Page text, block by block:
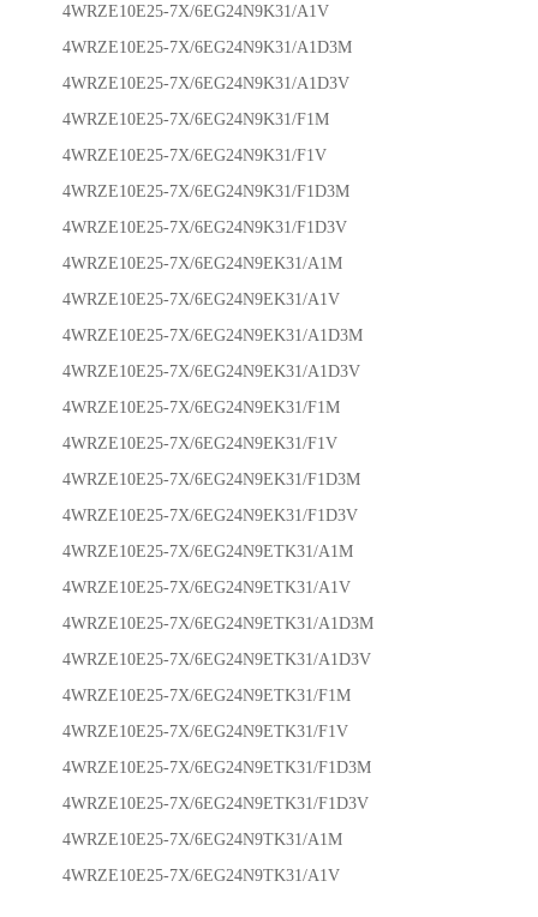
4WRZE10E25-7X/6EG24N9K31/A1V
4WRZE10E25-7X/6EG24N9K31/A1D3M
4WRZE10E25-7X/6EG24N9K31/A1D3V
4WRZE10E25-7X/6EG24N9K31/F1M
4WRZE10E25-7X/6EG24N9K31/F1V
4WRZE10E25-7X/6EG24N9K31/F1D3M
4WRZE10E25-7X/6EG24N9K31/F1D3V
4WRZE10E25-7X/6EG24N9EK31/A1M
4WRZE10E25-7X/6EG24N9EK31/A1V
4WRZE10E25-7X/6EG24N9EK31/A1D3M
4WRZE10E25-7X/6EG24N9EK31/A1D3V
4WRZE10E25-7X/6EG24N9EK31/F1M
4WRZE10E25-7X/6EG24N9EK31/F1V
4WRZE10E25-7X/6EG24N9EK31/F1D3M
4WRZE10E25-7X/6EG24N9EK31/F1D3V
4WRZE10E25-7X/6EG24N9ETK31/A1M
4WRZE10E25-7X/6EG24N9ETK31/A1V
4WRZE10E25-7X/6EG24N9ETK31/A1D3M
4WRZE10E25-7X/6EG24N9ETK31/A1D3V
4WRZE10E25-7X/6EG24N9ETK31/F1M
4WRZE10E25-7X/6EG24N9ETK31/F1V
4WRZE10E25-7X/6EG24N9ETK31/F1D3M
4WRZE10E25-7X/6EG24N9ETK31/F1D3V
4WRZE10E25-7X/6EG24N9TK31/A1M
4WRZE10E25-7X/6EG24N9TK31/A1V